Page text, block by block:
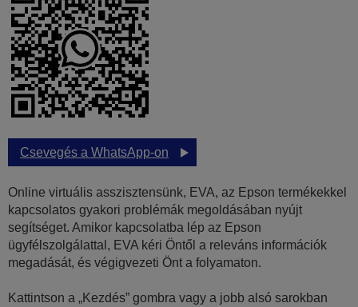
Csevegés a WhatsApp-on
Online virtuális asszisztensünk, EVA, az Epson termékekkel
kapcsolatos gyakori problémák megoldásában nyújt
segítséget. Amikor kapcsolatba lép az Epson
ügyfélszolgálattal, EVA kéri Öntől a releváns információk
megadását, és végigvezeti Önt a folyamaton.
Kattintson a „Kezdés” gombra vagy a jobb alsó sarokban